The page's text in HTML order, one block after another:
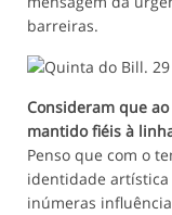
barreiras.
Consideram que
mantido fiéis à
Penso que com o
identidade
inúmeras